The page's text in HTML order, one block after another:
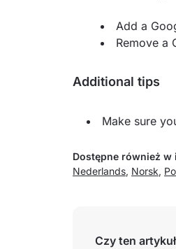
Add a
Remove a
Additional tips
Make sure
Dostępne również w
Nederlands, Norsk,
Czy ten